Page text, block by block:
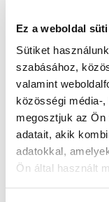
Ez a weboldal
Sütiket
szabásához,
valamint
közösségi média-
megosztjuk az Ön
adatait, akik
adatokkal,
Ön által használt